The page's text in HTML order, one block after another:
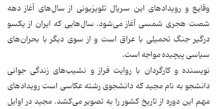
وقایع و رویدادهای این سریال تلویزیونی از سال‌های آغاز دهه
شصت هجری شمسی آغاز می‌شود. سال‌هایی که ایران از یکسو
درگیر جنگ تحمیلی با عراق است و از سوی دیگر با بحران‌های
سیاسی پیچیده مواجه است.
نویسنده و کارگردان با روایت فراز و نشیب‌های زندگی جوانی
دانشجو به نام مجید که دانشجوی رشته عکاسی است رویدادهای
مهم این دوره از تاریخ کشور را به تصویر می‌کشد. مجید در اوایل